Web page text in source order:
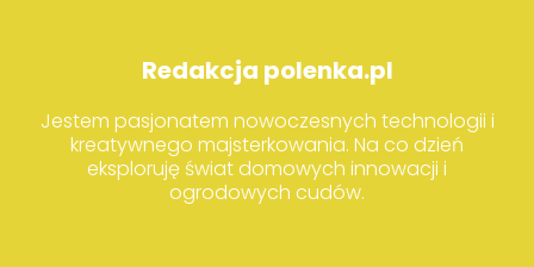
Redakcja polenka.pl
Jestem pasjonatem nowoczesnych technologii i
kreatywnego majsterkowania. Na co dzień
eksploruję świat domowych innowacji i
ogrodowych cudów.